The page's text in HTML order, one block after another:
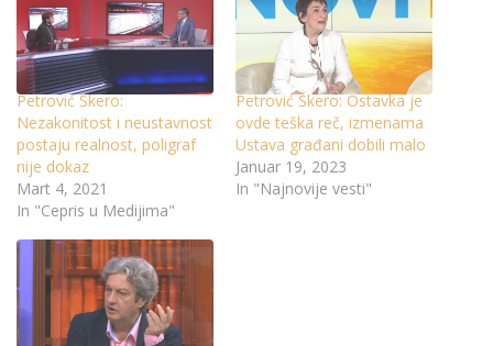
Petrović Škero:
Nezakonitost i neustavnost
postaju realnost, poligraf
nije dokaz
Mart 4, 2021
In "Cepris u Medijima"
Petrović Škero: Ostavka je
ovde teška reč, izmenama
Ustava građani dobili malo
Januar 19, 2023
In "Najnovije vesti"